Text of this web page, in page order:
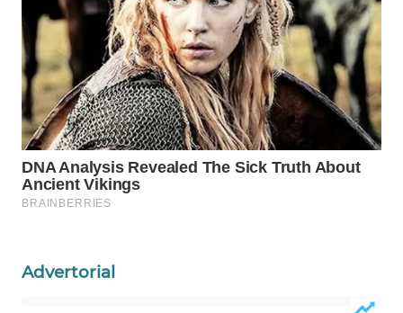
Advertorial
WISATA
LAPAK
WAHANA
Wahana
Network
KONSUMEN
LISTRIK
KELISTRIKAN